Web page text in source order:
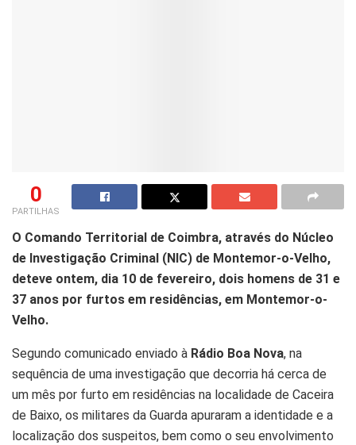
0
PARTILHAS
O Comando Territorial de Coimbra, através do Núcleo
de Investigação Criminal (NIC) de Montemor-o-Velho,
deteve ontem, dia 10 de fevereiro, dois homens de 31 e
37 anos por furtos em residências, em Montemor-o-
Velho.
Segundo comunicado enviado à Rádio Boa Nova, na
sequência de uma investigação que decorria há cerca de
um mês por furto em residências na localidade de Caceira
de Baixo, os militares da Guarda apuraram a identidade e a
localização dos suspeitos, bem como o seu envolvimento